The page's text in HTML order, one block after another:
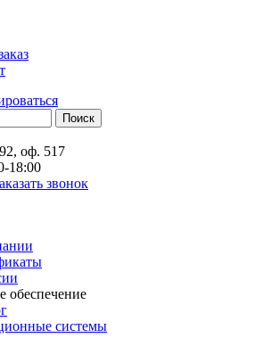
Поиск
оф. 517
18:00
звонок
обеспечение
системы